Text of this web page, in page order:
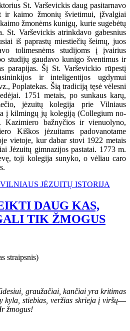
St. Varševickis daug pasitarnavo
kaimo žmonių švietimui, įžvalgiai
žmonėms kunigų, kurie sugebėtų
St. Varševickis atrinkdavo gabesnius
iš paprastų miestiečių šeimų, juos
tolimesnėms studijoms į įvairius
studijų gaudavo kunigo šventimus ir
parapijas. Šį St. Varševickio rūpestį
ir inteligentijos ugdymui
Poplatekas. Šią tradiciją tęsė vėlesni
1751 metais, po sunkaus karų,
jėzuitų kolegija prie Vilniaus
į kilmingų jų kolegiją (Collegium no-
bažnyčios ir vienuolyno,
Kiškos jėzuitams padovanotame
vietoje, kur dabar stovi 1922 metais
Jėzuitų gimnazijos pastatai. 1773 m.
toji kolegija sunyko, o vėliau caro
VILNIAUS JĖZUITŲ ISTORIJA
DAUG KAS,
TIK ŽMOGUS
straipsnis)
graužačiai, kančiai yra kritimas
kyla, stiebias, veržias skrieja į viršų—
žmogus!